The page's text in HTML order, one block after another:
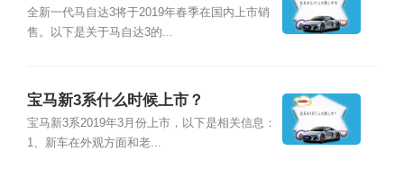
全新一代马自达3将于2019年春季在国内上市销
售。以下是关于马自达3的...
宝马新3系什么时候上市？
宝马新3系2019年3月份上市，以下是相关信息：
1、新车在外观方面和老...